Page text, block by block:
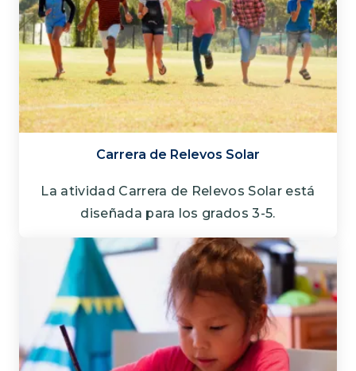
Carrera de Relevos Solar
La atividad Carrera de Relevos Solar está
diseñada para los grados 3-5.